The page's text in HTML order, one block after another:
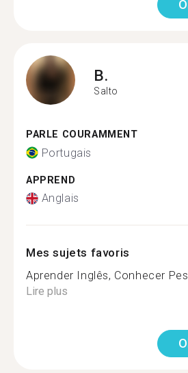
B.
Salto
PARLE COURAMMENT
Portugais
APPREND
Anglais
Mes sujets favoris
Aprender Inglês, Conhecer
Lire plus